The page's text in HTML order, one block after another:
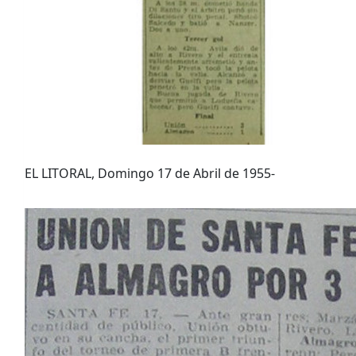
EL LITORAL, Domingo 17 de Abril de 1955-